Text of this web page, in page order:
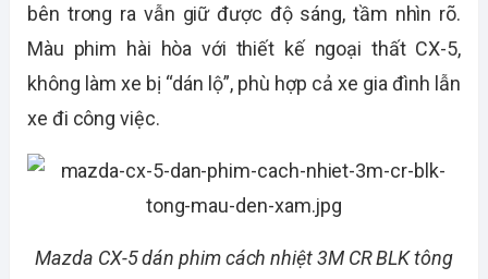
bên trong ra vẫn giữ được độ sáng, tầm nhìn rõ.
Màu phim hài hòa với thiết kế ngoại thất CX-5,
không làm xe bị “dán lộ”, phù hợp cả xe gia đình lẫn
xe đi công việc.
Mazda CX-5 dán phim cách nhiệt 3M CR BLK tông